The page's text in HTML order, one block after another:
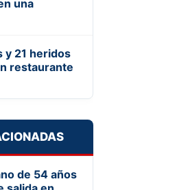
una
y 21 heridos
restaurante
de 54 años